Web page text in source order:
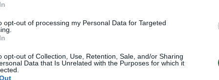
opt-out of processing my Personal Data for Targeted
opt-out of Collection, Use, Retention, Sale, and/or Sharing
Data that Is Unrelated with the Purposes for which it
Žinios Lietuvos diena
Visi įrašai